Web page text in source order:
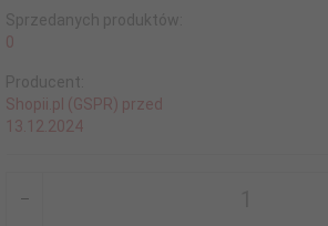
Sprzedanych produktów:
0
Producent:
Shopii.pl (GSPR) przed
13.12.2024